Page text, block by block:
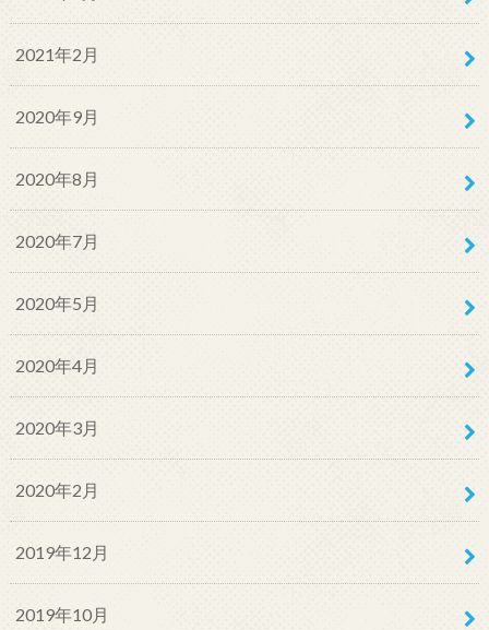
2021年2月
2020年9月
2020年8月
2020年7月
2020年5月
2020年4月
2020年3月
2020年2月
2019年12月
2019年10月